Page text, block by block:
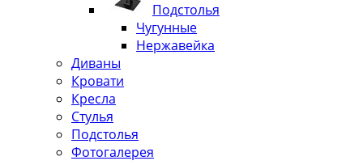
Подстолья
Чугунные
Нержавейка
Диваны
Кровати
Кресла
Стулья
Подcтолья
Фотогалерея